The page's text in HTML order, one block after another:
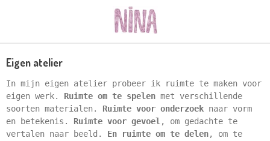
Eigen atelier
In mijn eigen atelier probeer ik ruimte te maken voor
eigen werk. Ruimte om te spelen met verschillende
soorten materialen. Ruimte voor onderzoek naar vorm
en betekenis. Ruimte voor gevoel , om gedachte te
vertalen naar beeld. En ruimte om te delen, om te